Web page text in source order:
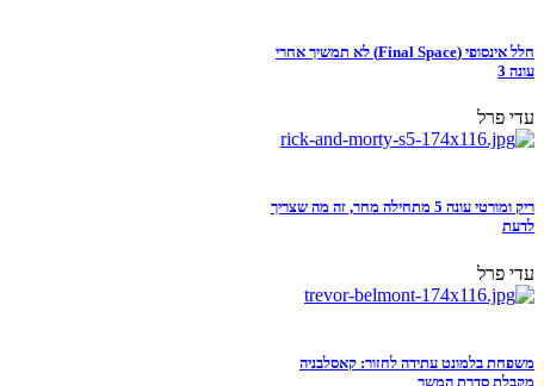
חלל אינסופי (Final Space) לא תמשיך אחרי
עונה 3
עדי פרל
ריק ומורטי עונה 5 מתחילה מחר, זה מה שצריך
לדעת
עדי פרל
משפחת בלמונט עתידה לחזור: קאסלבניה
מקבלת סדרת המשך